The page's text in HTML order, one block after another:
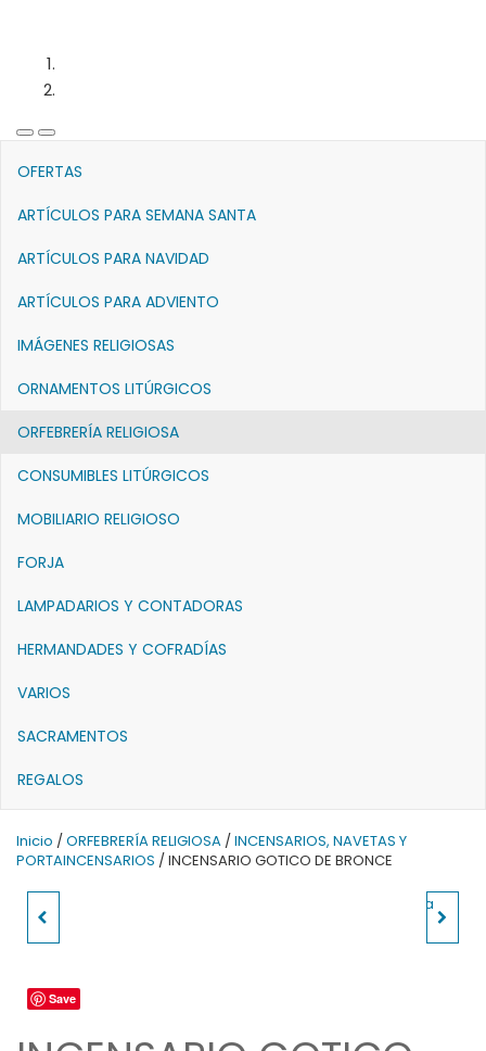
Previous
Slide
Next
Slide
OFERTAS
ARTÍCULOS PARA SEMANA SANTA
ARTÍCULOS PARA NAVIDAD
ARTÍCULOS PARA ADVIENTO
IMÁGENES RELIGIOSAS
ORNAMENTOS LITÚRGICOS
ORFEBRERÍA RELIGIOSA
CONSUMIBLES LITÚRGICOS
MOBILIARIO RELIGIOSO
FORJA
LAMPADARIOS Y CONTADORAS
HERMANDADES Y COFRADÍAS
VARIOS
SACRAMENTOS
REGALOS
Inicio / ORFEBRERÍA RELIGIOSA / INCENSARIOS, NAVETAS Y
PORTAINCENSARIOS / INCENSARIO GOTICO DE BRONCE
Save